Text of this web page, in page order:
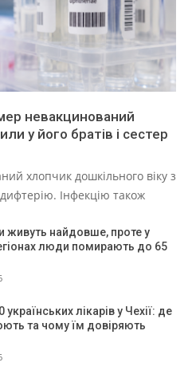
невакцинований
у його братів і сестер
хлопчик дошкільного віку з
Інфекцію також
живуть найдовше, проте у
люди помирають до 65
лікарів у Чехії: де
та чому їм довіряють